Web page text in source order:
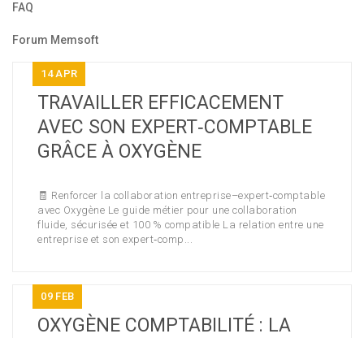
FAQ
Forum Memsoft
14 APR
TRAVAILLER EFFICACEMENT
AVEC SON EXPERT‑COMPTABLE
GRÂCE À OXYGÈNE
🧾 Renforcer la collaboration entreprise–expert‑comptable
avec Oxygène Le guide métier pour une collaboration
fluide, sécurisée et 100 % compatible La relation entre une
entreprise et son expert‑comp...
09 FEB
OXYGÈNE COMPTABILITÉ : LA